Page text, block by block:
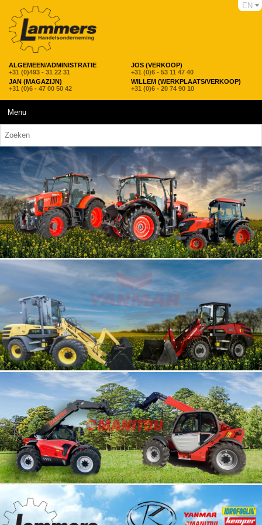
ALGEMEEN/ADMINISTRATIE
+31 (0)493 - 31 22 31
JOS (VERKOOP)
+31 (0)6 - 53 11 47 40
JAN (MAGAZIJN)
+31 (0)6 - 47 00 50 42
WILLEM (WERKPLAATS/VERKOOP)
+31 (0)6 - 20 74 90 10
EN
Menu